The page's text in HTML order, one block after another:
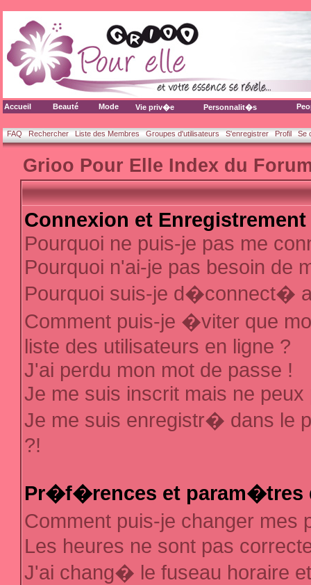
Accueil Beauté Mode Vie priv�e Personnalit�s
FAQ Rechercher Liste des Membres Groupes d'utilisateurs S'enregistrer Profil Se
Grioo Pour Elle Index du
Connexion et Enregistrement
Pourquoi ne puis-je pas me
Pourquoi n'ai-je pas besoin de
Pourquoi suis-je d�connect�
Comment puis-je �viter que
liste des utilisateurs en ligne ?
J'ai perdu mon mot de passe !
Je me suis inscrit mais ne
Je me suis enregistr� dans le
?!
Pr�f�rences et param�tres
Comment puis-je changer
Les heures ne sont pas
J'ai chang� le fuseau horaire